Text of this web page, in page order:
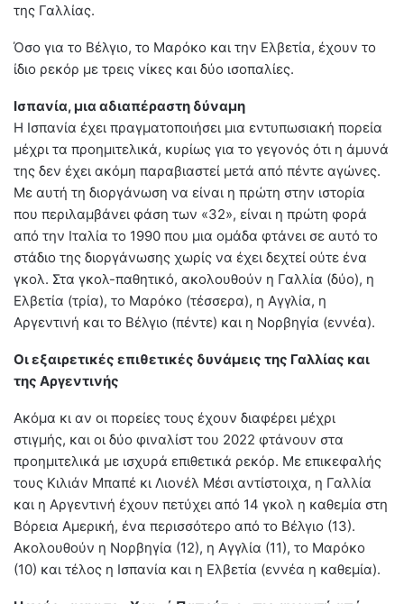
της Γαλλίας.
Όσο για το Βέλγιο, το Μαρόκο και την Ελβετία, έχουν το
ίδιο ρεκόρ με τρεις νίκες και δύο ισοπαλίες.
Ισπανία, μια αδιαπέραστη δύναμη
Η Ισπανία έχει πραγματοποιήσει μια εντυπωσιακή πορεία
μέχρι τα προημιτελικά, κυρίως για το γεγονός ότι η άμυνά
της δεν έχει ακόμη παραβιαστεί μετά από πέντε αγώνες.
Με αυτή τη διοργάνωση να είναι η πρώτη στην ιστορία
που περιλαμβάνει φάση των «32», είναι η πρώτη φορά
από την Ιταλία το 1990 που μια ομάδα φτάνει σε αυτό το
στάδιο της διοργάνωσης χωρίς να έχει δεχτεί ούτε ένα
γκολ. Στα γκολ-παθητικό, ακολουθούν η Γαλλία (δύο), η
Ελβετία (τρία), το Μαρόκο (τέσσερα), η Αγγλία, η
Αργεντινή και το Βέλγιο (πέντε) και η Νορβηγία (εννέα).
Οι εξαιρετικές επιθετικές δυνάμεις της Γαλλίας και
της Αργεντινής
Ακόμα κι αν οι πορείες τους έχουν διαφέρει μέχρι
στιγμής, και οι δύο φιναλίστ του 2022 φτάνουν στα
προημιτελικά με ισχυρά επιθετικά ρεκόρ. Με επικεφαλής
τους Κιλιάν Μπαπέ κι Λιονέλ Μέσι αντίστοιχα, η Γαλλία
και η Αργεντινή έχουν πετύχει από 14 γκολ η καθεμία στη
Βόρεια Αμερική, ένα περισσότερο από το Βέλγιο (13).
Ακολουθούν η Νορβηγία (12), η Αγγλία (11), το Μαρόκο
(10) και τέλος η Ισπανία και η Ελβετία (εννέα η καθεμία).